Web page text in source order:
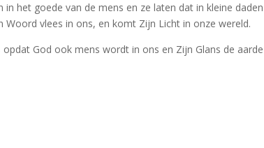
in het goede van de mens en ze laten dat in kleine
vlees in ons, en komt Zijn Licht in onze wereld.
God ook mens wordt in ons en Zijn Glans de